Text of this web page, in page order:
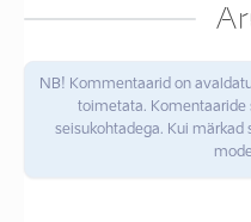
NB! Kommentaarid on
toimetata. Komentaaride
seisukohtadega. Kui